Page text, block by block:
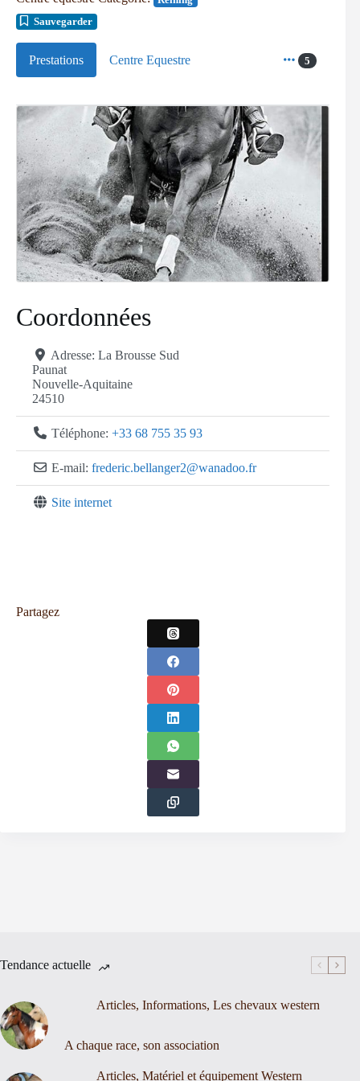
Sauvegarder
Prestations Centre Equestre 5
Coordonnées
Adresse: La Brousse Sud
Paunat
Nouvelle-Aquitaine
24510
Téléphone: +33 68 755 35 93
E-mail: frederic.bellanger2@wanadoo.fr
Site internet
Partagez
Tendance actuelle
Articles, Informations, Les chevaux western
A chaque race, son association
Articles, Matériel et équipement Western